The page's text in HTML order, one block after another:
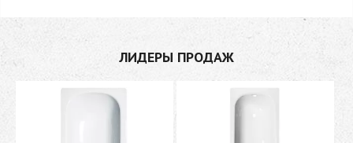
ЛИДЕРЫ ПРОДАЖ